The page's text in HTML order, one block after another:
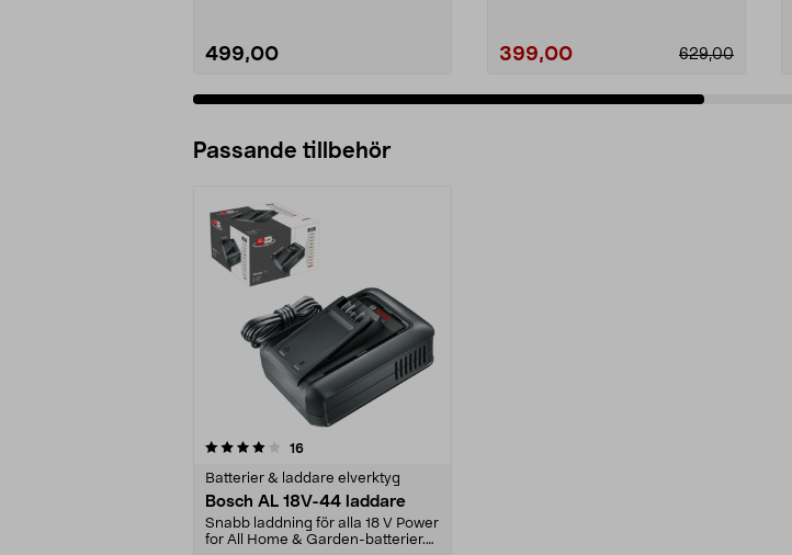
499,00 399,00 629,00
Passande tillbehör
16recensioner
Batterier & laddare elverktyg
Bosch AL 18V-44 laddare
Snabb laddning för alla 18 V Power
for All Home & Garden-batterier.